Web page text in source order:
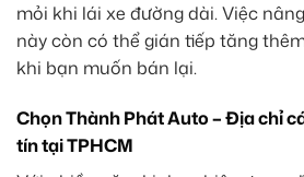
mỏi khi lái xe đường dài. Việc
này còn có thể gián tiếp tăng
khi bạn muốn bán lại.
Chọn Thành Phát Auto – Địa chỉ
tín tại TPHCM